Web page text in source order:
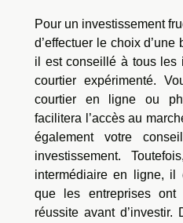
Pour un investissement
d’effectuer le choix
il est conseillé à tous les
courtier expérimenté.
courtier en ligne ou
facilitera l’accès au
également votre
investissement.
intermédiaire en ligne, il
que les entreprises
réussite avant